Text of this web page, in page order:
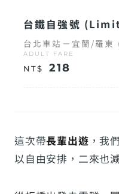
台鐵自強號
台北車站－宜蘭/羅東
ADULT FARE
NT$ 218
這次帶長輩出遊 ，我
以自由安排，二來也